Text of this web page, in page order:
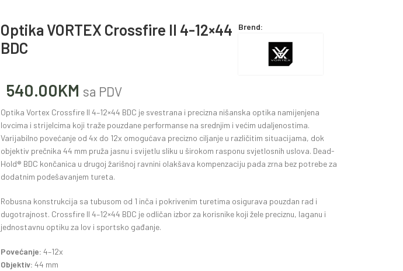
Optika VORTEX Crossfire II 4-12×44
BDC
Brend:
540.00KM sa PDV
Optika Vortex Crossfire II 4–12×44 BDC je svestrana i precizna nišanska optika namijenjena
lovcima i strijelcima koji traže pouzdane performanse na srednjim i većim udaljenostima.
Varijabilno povećanje od 4x do 12x omogućava precizno ciljanje u različitim situacijama, dok
objektiv prečnika 44 mm pruža jasnu i svijetlu sliku u širokom rasponu svjetlosnih uslova. Dead-
Hold® BDC končanica u drugoj žarišnoj ravnini olakšava kompenzaciju pada zrna bez potrebe za
dodatnim podešavanjem tureta.
Robusna konstrukcija sa tubusom od 1 inča i pokrivenim turetima osigurava pouzdan rad i
dugotrajnost. Crossfire II 4–12×44 BDC je odličan izbor za korisnike koji žele preciznu, laganu i
jednostavnu optiku za lov i sportsko gađanje.
Povećanje: 4–12x
Objektiv: 44 mm